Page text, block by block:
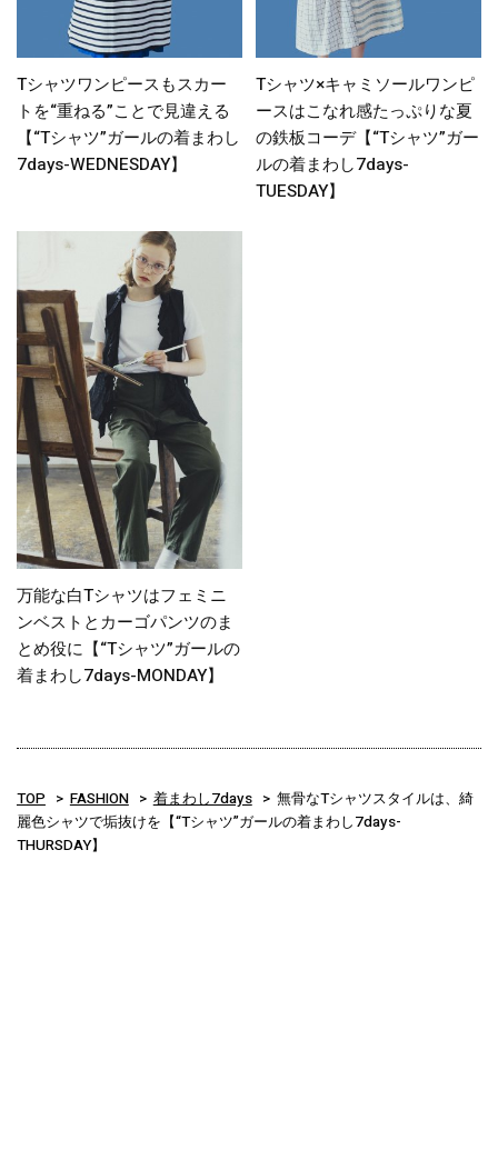
Tシャツワンピースもスカー
トを“重ねる”ことで見違える
【“Tシャツ”ガールの着まわし
7days-WEDNESDAY】
Tシャツ×キャミソールワンピ
ースはこなれ感たっぷりな夏
の鉄板コーデ【“Tシャツ”ガー
ルの着まわし7days-
TUESDAY】
万能な白Tシャツはフェミニ
ンベストとカーゴパンツのま
とめ役に【“Tシャツ”ガールの
着まわし7days-MONDAY】
TOP FASHION 着まわし7days
無骨なTシャツスタイルは、綺
麗色シャツで垢抜けを【“Tシャツ”ガールの着まわし7days-
THURSDAY】